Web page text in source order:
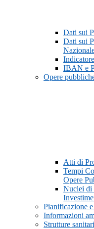
Dati sui
Dati sui
IBAN e
Opere
Atti di
Tempi
Opere
Nuclei di
Pianificazione
Informazioni
Strutture